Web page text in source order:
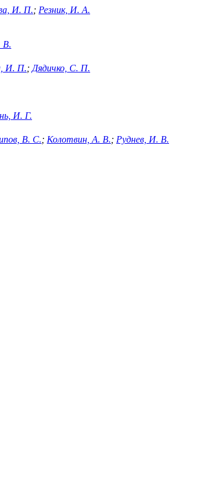
И. П.; Резник, И. А.
В.
И. П.; Дядичко, С. П.
И. Г.
В. С.; Колотвин, А. В.; Руднев, И. В.